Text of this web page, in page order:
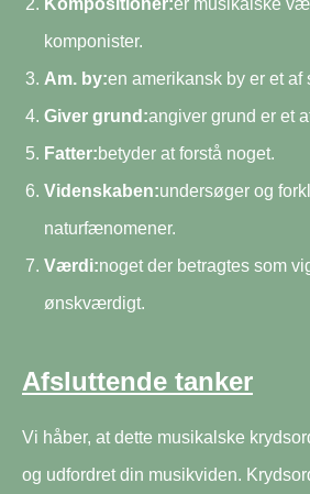
komponister.
Am. by:en amerikansk by er et
Giver grund:angiver grund er et
Fatter:betyder at forstå noget.
Videnskaben:undersøger og
naturfænomener.
Værdi:noget der betragtes som
ønskværdigt.
Afsluttende tanker
Vi håber, at dette musikalske
og udfordret din musikviden.